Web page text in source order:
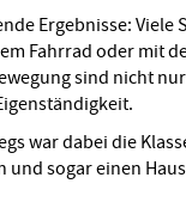
Ergebnisse:
Fahrrad oder mit
sind nicht
war dabei die
und sogar einen